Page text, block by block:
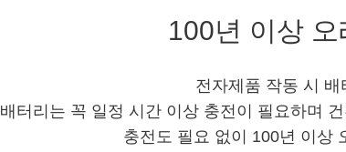
100년 이상 오
전자제품 작동 시
배터리는 꼭 일정 시간 이상 충전이 필요하며
충전도 필요 없이 100년 이상